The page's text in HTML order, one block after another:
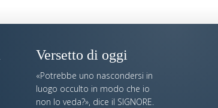
Versetto di oggi
«Potrebbe uno nascondersi in
luogo occulto in modo che io
non lo veda?», dice il SIGNORE.